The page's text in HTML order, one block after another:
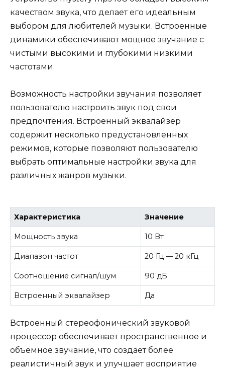
качеством звука, что делает его идеальным
выбором для любителей музыки. Встроенные
динамики обеспечивают мощное звучание с
чистыми высокими и глубокими низкими
частотами.
Возможность настройки звучания позволяет
пользователю настроить звук под свои
предпочтения. Встроенный эквалайзер
содержит несколько предустановленных
режимов, которые позволяют пользователю
выбрать оптимальные настройки звука для
различных жанров музыки.
Характеристика Значение
Мощность звука 10 Вт
Диапазон частот 20 Гц — 20 кГц
Соотношение сигнал/шум 90 дБ
Встроенный эквалайзер Да
Встроенный стереофонический звуковой
процессор обеспечивает пространственное и
объемное звучание, что создает более
реалистичный звук и улучшает восприятие